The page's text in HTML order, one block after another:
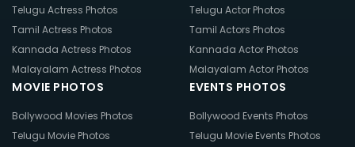
Telugu Actress Photos
Tamil Actress Photos
Kannada Actress Photos
Malayalam Actress Photos
Telugu Actor Photos
Tamil Actors Photos
Kannada Actor Photos
Malayalam Actor Photos
MOVIE PHOTOS
Bollywood Movies Photos
Telugu Movie Photos
EVENTS PHOTOS
Bollywood Events Photos
Telugu Movie Events Photos